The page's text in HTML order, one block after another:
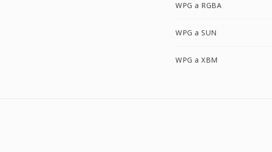
WPG a RGBA
WPG a SUN
WPG a XBM